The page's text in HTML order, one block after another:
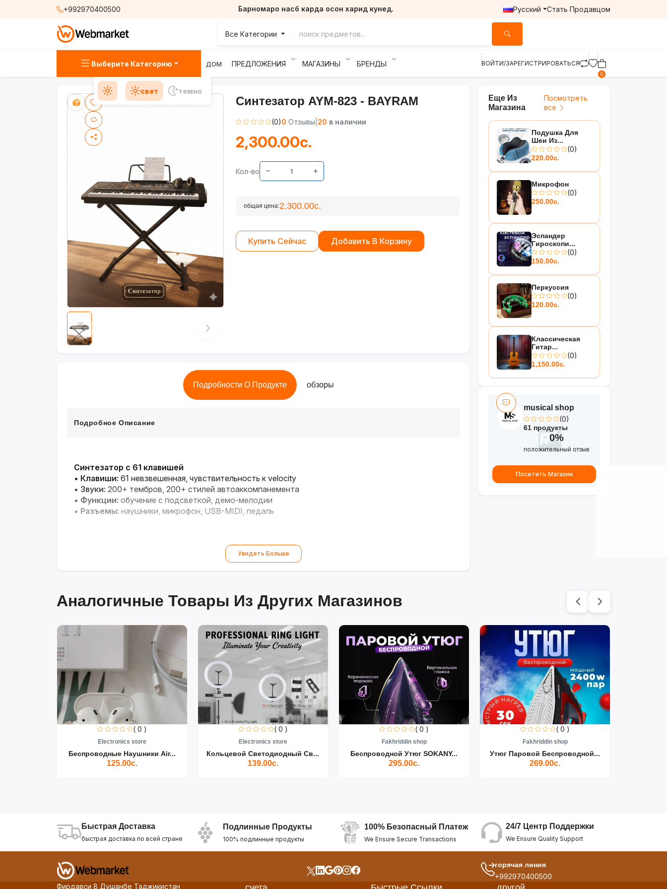
+992970400500 Барномаро насб карда осон харид кунед. Русский Стать Продавцом
Все Категории
Выберите Категорию ДОМ ПРЕДЛОЖЕНИЯ МАГАЗИНЫ БРЕНДЫ ВОЙТИ/ЗАРЕГИСТРИРОВАТЬСЯ
0
свет темно
Синтезатор AYM-823 - BAYRAM
(0)0 Отзывы 20 в наличии
2,300.00с.
Кол-во
общая цена:2,300.00с.
Купить Сейчас Добавить В Корзину
Подробности О Продукте обзоры
Подробное Описание
Синтезатор с 61 клавишей
• Клавиши: 61 невзвешенная, чувствительность к velocity
• Звуки: 200+ тембров, 200+ стилей автоаккомпанемента
• Функции: обучение с подсветкой, демо-мелодии
• Разъемы: наушники, микрофон, USB-MIDI, педаль
Увидеть Больше
Еще Из
Магазина
Посмотреть
все
Подушка Для
Шеи Из...
(0)
220.00с.
Микрофон
(0)
250.00с.
Эспандер
Гироскопи...
(0)
150.00с.
Перкуссия
(0)
120.00с.
Классическая
Гитар...
(0)
1,150.00с.
musical shop
(0)
61 продукты
0%
положительный отзыв
Посетить Магазин
Аналогичные Товары Из Других Магазинов
( 0 )
Electronics store
Беспроводные Наушники Air...
125.00с.
( 0 )
Electronics store
Кольцевой Светодиодный Св...
139.00с.
( 0 )
Fakhriddin shop
Беспроводной Утюг SOKANY...
295.00с.
( 0 )
Fakhriddin shop
Утюг Паровой Беспроводной...
269.00с.
Быстрая Доставка
быстрая доставка по всей стране
Подлинные Продукты
100% подлинные продукты
100% Безопасный Платеж
We Ensure Secure Transactions
24/7 Центр Поддержки
We Ensure Quality Support
горячая линия
+992970400500
Фирдавси 8 Душанбе Таджикистан